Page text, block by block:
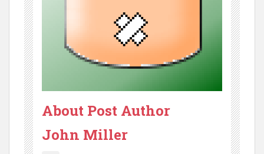
About Post Author
John Miller